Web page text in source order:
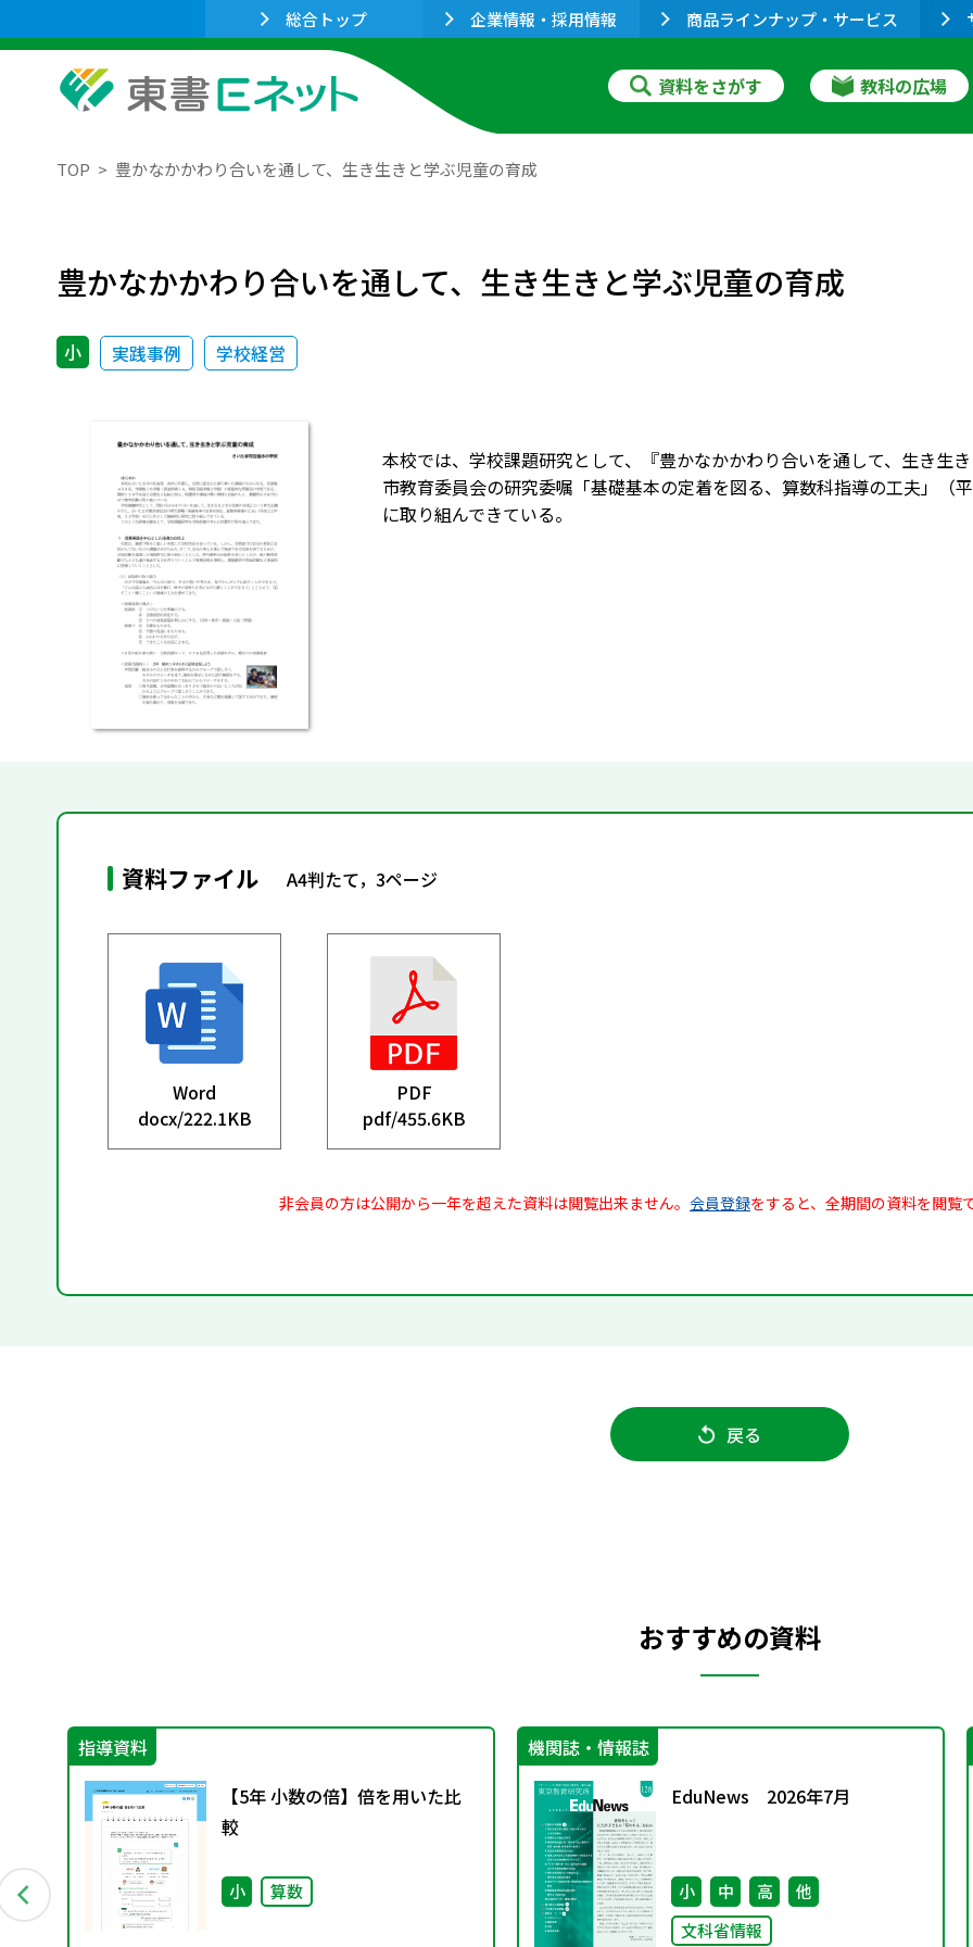
総合トップ 企業情報・採用情報 商品ラインナップ・サービス
資料をさがす 教科の広場
TOP 豊かなかかわり合いを通して、生き生きと学ぶ児童の育成
豊かなかかわり合いを通して、生き生きと学ぶ児童の育成
小 実践事例 学校経営
本校では、学校課題研究として、『豊かなかかわり合いを通して、生き生
市教育委員会の研究委嘱「基礎基本の定着を図る、算数科指導の工夫」（
に取り組んできている。
資料ファイル A4判たて，3ページ
Word
docx/222.1KB
PDF
pdf/455.6KB
非会員の方は公開から一年を超えた資料は閲覧出来ません。 会員登録をすると、全期間の資料を閲覧
戻る
おすすめの資料
指導資料
【5年 小数の倍】倍を用いた比
較
小 算数
機関誌・情報誌
EduNews 2026年7月
小 中 高
他
文科省情報